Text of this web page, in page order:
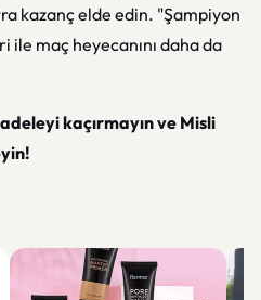
kazanç elde edin. "Şampiyon
maç heyecanını daha da
kaçırmayın ve Misli